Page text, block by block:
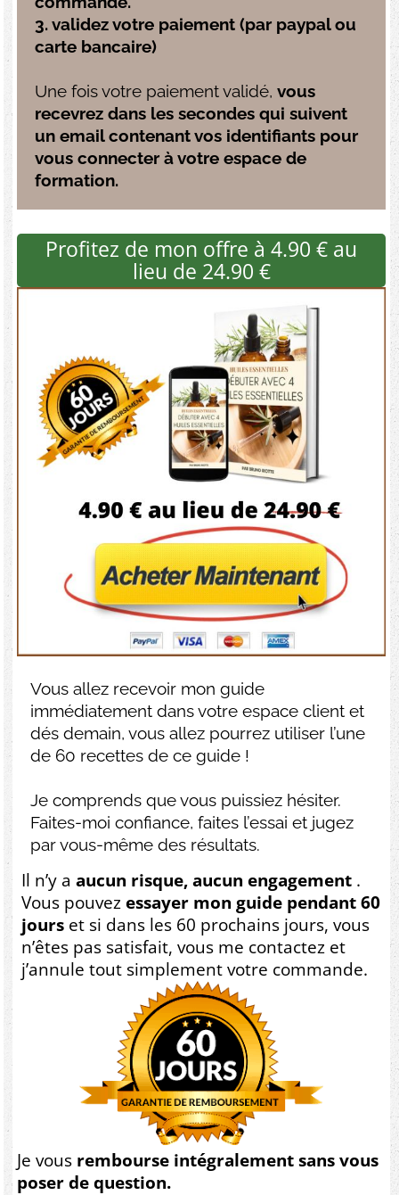
3. validez votre paiement (par paypal ou
carte bancaire)
Une fois votre paiement validé, vous
recevrez dans les secondes qui suivent
un email contenant vos identifiants pour
vous connecter à votre espace de
formation.
Profitez de mon offre à 4.90 € au
lieu de 24.90 €
Vous allez recevoir mon guide
immédiatement dans votre espace client et
dés demain, vous allez pourrez utiliser l’une
de 60 recettes de ce guide !
Je comprends que vous puissiez hésiter.
Faites-moi confiance, faites l’essai et jugez
par vous-même des résultats.
Il n’y a aucun risque, aucun engagement .
Vous pouvez essayer mon guide pendant 60
jours et si dans les 60 prochains jours, vous
n’êtes pas satisfait, vous me contactez et
j’annule tout simplement votre commande.
Je vous rembourse intégralement sans vous
poser de question.